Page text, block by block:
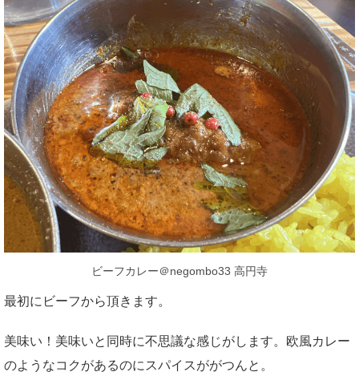
ビーフカレー＠negombo33 高円寺
最初にビーフから頂きます。
美味い！美味いと同時に不思議な感じがします。欧風カレー
のようなコクがあるのにスパイスががつんと。